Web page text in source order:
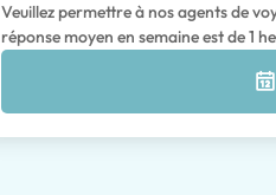
Veuillez permettre à nos agents de
réponse moyen en semaine est de 1